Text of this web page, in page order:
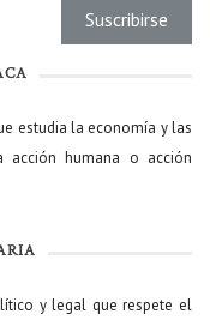
estudia la economía y las
humana o acción
y legal que respete el